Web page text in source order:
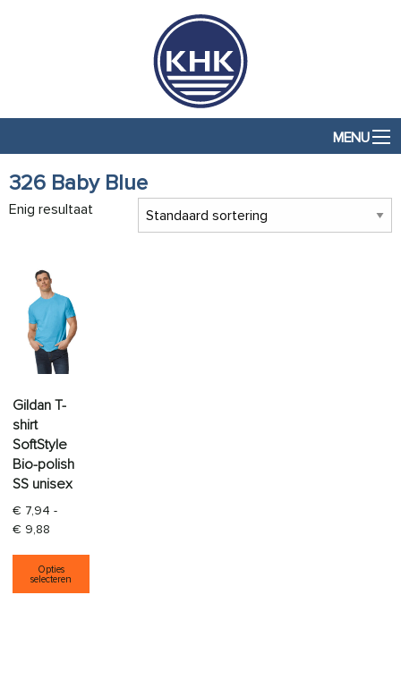
MENU
326 Baby Blue
Enig resultaat
Gildan T-
shirt
SoftStyle
Bio-polish
SS unisex
€ 7,94 -
€ 9,88
Opties
selecteren
Dit product heeft meerdere variaties. Deze optie